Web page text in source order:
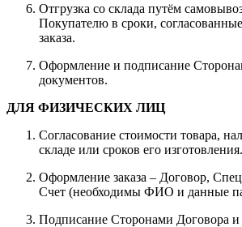
Отгрузка со склада путём
Покупателю в сроки,
заказа.
Оформление и подписание
документов.
ДЛЯ ФИЗИЧЕСКИХ ЛИЦ
Согласование стоимости товара,
складе или сроков его изготовления.
Оформление заказа – Договор,
Счет (необходимы ФИО и данные
Подписание Сторонами Договора